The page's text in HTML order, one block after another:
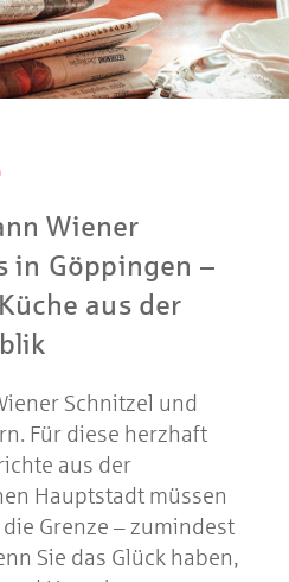
Wiener
in Göppingen –
aus der
Schnitzel und
Für diese herzhaft
aus der
Hauptstadt müssen
Grenze – zumindest
Sie das Glück haben,
Jetzt
Machen Sie mit